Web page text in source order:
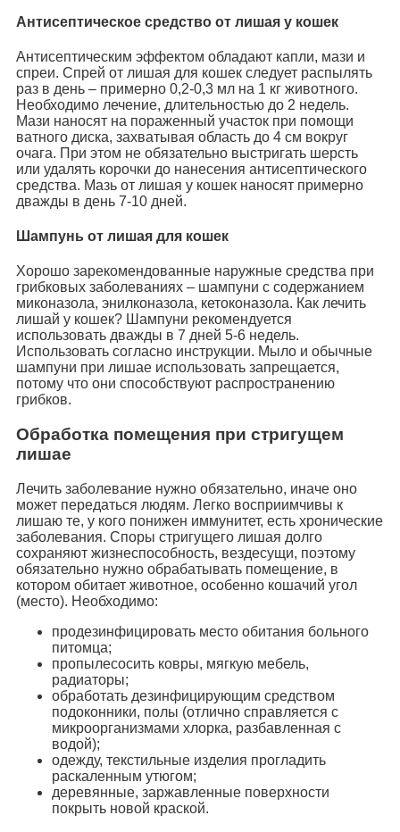
Антисептическое средство от лишая у кошек
Антисептическим эффектом обладают капли, мази и
спреи. Спрей от лишая для кошек следует распылять
раз в день – примерно 0,2-0,3 мл на 1 кг животного.
Необходимо лечение, длительностью до 2 недель.
Мази наносят на пораженный участок при помощи
ватного диска, захватывая область до 4 см вокруг
очага. При этом не обязательно выстригать шерсть
или удалять корочки до нанесения антисептического
средства. Мазь от лишая у кошек наносят примерно
дважды в день 7-10 дней.
Шампунь от лишая для кошек
Хорошо зарекомендованные наружные средства при
грибковых заболеваниях – шампуни с содержанием
миконазола, энилконазола, кетоконазола. Как лечить
лишай у кошек? Шампуни рекомендуется
использовать дважды в 7 дней 5-6 недель.
Использовать согласно инструкции. Мыло и обычные
шампуни при лишае использовать запрещается,
потому что они способствуют распространению
грибков.
Обработка помещения при стригущем
лишае
Лечить заболевание нужно обязательно, иначе оно
может передаться людям. Легко восприимчивы к
лишаю те, у кого понижен иммунитет, есть хронические
заболевания. Споры стригущего лишая долго
сохраняют жизнеспособность, вездесущи, поэтому
обязательно нужно обрабатывать помещение, в
котором обитает животное, особенно кошачий угол
(место). Необходимо:
продезинфицировать место обитания больного
питомца;
пропылесосить ковры, мягкую мебель,
радиаторы;
обработать дезинфицирующим средством
подоконники, полы (отлично справляется с
микроорганизмами хлорка, разбавленная с
водой);
одежду, текстильные изделия прогладить
раскаленным утюгом;
деревянные, заржавленные поверхности
покрыть новой краской.